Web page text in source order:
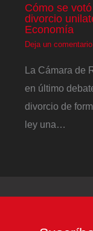
Cómo se
divorcio
Economía
Deja un comentario
La Cámara de
en último
divorcio de
ley una…